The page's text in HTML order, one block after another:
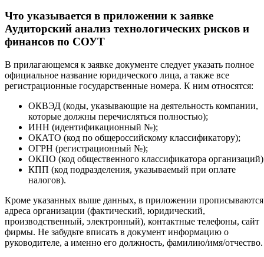
Что указывается в приложении к заявке
Аудиторский анализ технологических рисков и
финансов по СОУТ
В прилагающемся к заявке документе следует указать полное
официальное название юридического лица, а также все
регистрационные государственные номера. К ним относятся:
ОКВЭД (коды, указывающие на деятельность компании,
которые должны перечисляться полностью);
ИНН (идентификационный №);
ОКАТО (код по общероссийскому классификатору);
ОГРН (регистрационный №);
ОКПО (код общественного классификатора
КПП (код подразделения, указываемый при оплате
налогов).
Кроме указанных выше данных, в приложении прописываются
адреса организации (фактический, юридический,
производственный, электронный), контактные телефоны, сайт
фирмы. Не забудьте вписать в документ информацию о
руководителе, а именно его должность, фамилию/имя/отчество.